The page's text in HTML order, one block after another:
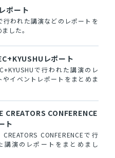
ポート
行われた講演などのレポートを
した。
レポート
で行われた講演のレ
やイベントレポートをまとめま
CREATORS CONFERENCE
ト
CREATORS CONFERENCEで行
講演のレポートをまとめまし